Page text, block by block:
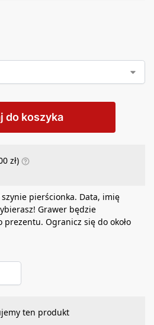
do koszyka
zł)
pierścionka. Data, imię
Grawer będzie
Ogranicz się do około
ten produkt